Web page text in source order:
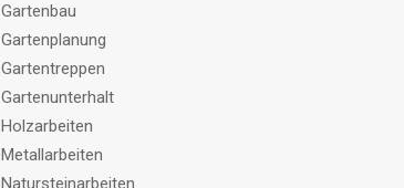
Gartenbau
Gartenplanung
Gartentreppen
Gartenunterhalt
Holzarbeiten
Metallarbeiten
Natursteinarbeiten